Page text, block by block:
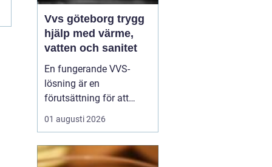
Vvs göteborg trygg
hjälp med värme,
vatten och sanitet
En fungerande VVS-
lösning är en
förutsättning för att
vardagen ska rulla på.
När värmen strular,
ett rör börjar läcka märks
01 augusti 2026